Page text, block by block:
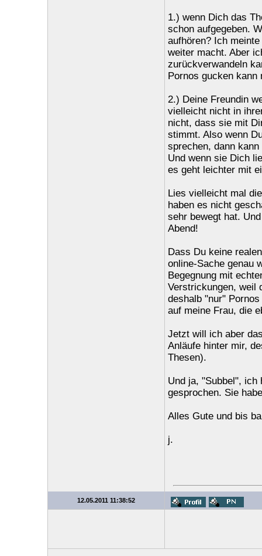
1.) wenn Dich das
schon aufgegeben.
aufhören? Ich
weiter macht. Aber
zurückverwandeln
Pornos gucken
2.) Deine Freundin
vielleicht nicht in
nicht, dass sie mit
stimmt. Also wenn
sprechen, dann
Und wenn sie Dich
es geht leichter mit
Lies vielleicht mal
haben es nicht
sehr bewegt hat.
Abend!
Dass Du keine
online-Sache genau
Begegnung mit
Verstrickungen, weil
deshalb "nur"
auf meine Frau, die
Jetzt will ich aber
Anläufe hinter mir,
Thesen).
Und ja, "Subbel", ich
gesprochen. Sie
Alles Gute und bis
j.
12.05.2011 11:38:52